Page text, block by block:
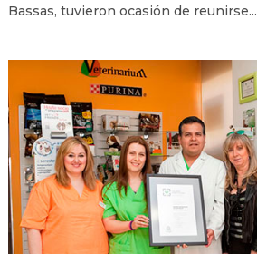
Bassas, tuvieron ocasión de reunirse...